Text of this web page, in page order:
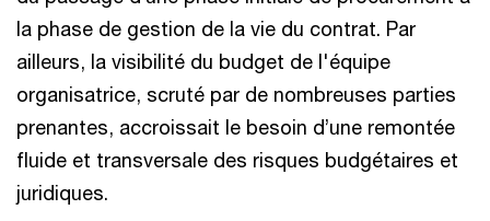
la phase de gestion de la vie du contrat. Par
ailleurs, la visibilité du budget de l'équipe
organisatrice, scruté par de nombreuses parties
prenantes, accroissait le besoin d’une remontée
fluide et transversale des risques budgétaires et
juridiques.